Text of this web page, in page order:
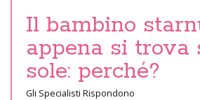
Il bambino
appena si trova
sole: perché?
Gli Specialisti Rispondono